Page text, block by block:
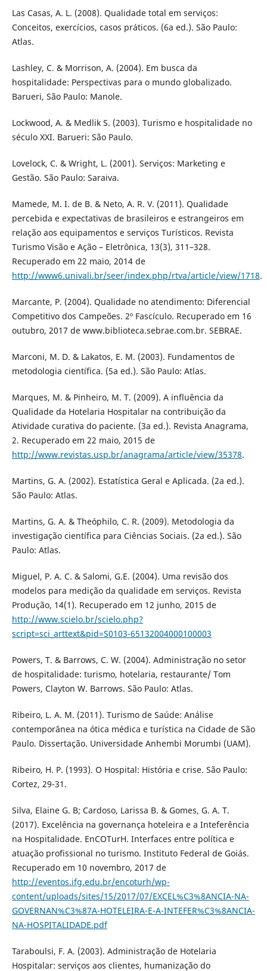
Las Casas, A. L. (2008). Qualidade total em serviços:
Conceitos, exercícios, casos práticos. (6a ed.). São Paulo:
Atlas.
Lashley, C. & Morrison, A. (2004). Em busca da
hospitalidade: Perspectivas para o mundo globalizado.
Barueri, São Paulo: Manole.
Lockwood, A. & Medlik S. (2003). Turismo e hospitalidade no
século XXI. Barueri: São Paulo.
Lovelock, C. & Wright, L. (2001). Serviços: Marketing e
Gestão. São Paulo: Saraiva.
Mamede, M. I. de B. & Neto, A. R. V. (2011). Qualidade
percebida e expectativas de brasileiros e estrangeiros em
relação aos equipamentos e serviços Turísticos. Revista
Turismo Visão e Ação – Eletrônica, 13(3), 311–328.
Recuperado em 22 maio, 2014 de
http://www6.univali.br/seer/index.php/rtva/article/view/1718.
Marcante, P. (2004). Qualidade no atendimento: Diferencial
Competitivo dos Campeões. 2º Fascículo. Recuperado em 16
outubro, 2017 de www.biblioteca.sebrae.com.br. SEBRAE.
Marconi, M. D. & Lakatos, E. M. (2003). Fundamentos de
metodologia científica. (5a ed.). São Paulo: Atlas.
Marques, M. & Pinheiro, M. T. (2009). A influência da
Qualidade da Hotelaria Hospitalar na contribuição da
Atividade curativa do paciente. (3a ed.). Revista Anagrama,
2. Recuperado em 22 maio, 2015 de
http://www.revistas.usp.br/anagrama/article/view/35378.
Martins, G. A. (2002). Estatística Geral e Aplicada. (2a ed.).
São Paulo: Atlas.
Martins, G. A. & Theóphilo, C. R. (2009). Metodologia da
investigação científica para Ciências Sociais. (2a ed.). São
Paulo: Atlas.
Miguel, P. A. C. & Salomi, G.E. (2004). Uma revisão dos
modelos para medição da qualidade em serviços. Revista
Produção, 14(1). Recuperado em 12 junho, 2015 de
http://www.scielo.br/scielo.php?
script=sci_arttext&pid=S0103-65132004000100003
Powers, T. & Barrows, C. W. (2004). Administração no setor
de hospitalidade: turismo, hotelaria, restaurante/ Tom
Powers, Clayton W. Barrows. São Paulo: Atlas.
Ribeiro, L. A. M. (2011). Turismo de Saúde: Análise
contemporânea na ótica médica e turística na Cidade de São
Paulo. Dissertação. Universidade Anhembi Morumbi (UAM).
Ribeiro, H. P. (1993). O Hospital: História e crise. São Paulo:
Cortez, 29-31.
Silva, Elaine G. B; Cardoso, Larissa B. & Gomes, G. A. T.
(2017). Excelência na governança hoteleira e a Inteferência
na Hospitalidade. EnCOTurH. Interfaces entre política e
atuação profissional no turismo. Instituto Federal de Goiás.
Recuperado em 10 novembro, 2017 de
http://eventos.ifg.edu.br/encoturh/wp-
content/uploads/sites/15/2017/07/EXCEL%C3%8ANCIA-NA-
GOVERNAN%C3%87A-HOTELEIRA-E-A-INTEFER%C3%8ANCIA-
NA-HOSPITALIDADE.pdf
Taraboulsi, F. A. (2003). Administração de Hotelaria
Hospitalar: serviços aos clientes, humanização do